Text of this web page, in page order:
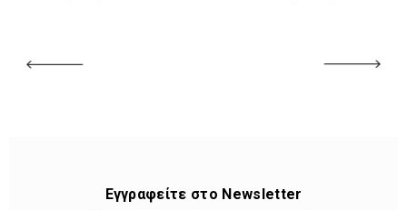
Εγγραφείτε στο Newsletter